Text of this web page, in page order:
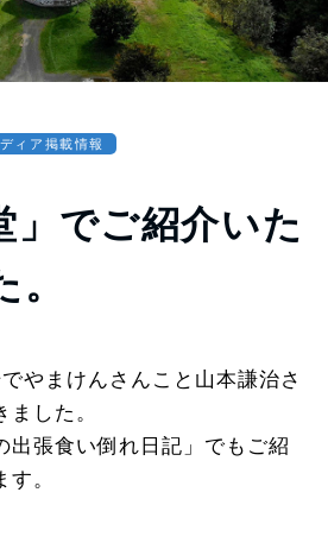
ディア掲載情報
」でご紹介いた
やまけんさんこと山本謙治さ
した。
出張食い倒れ日記」でもご紹
。